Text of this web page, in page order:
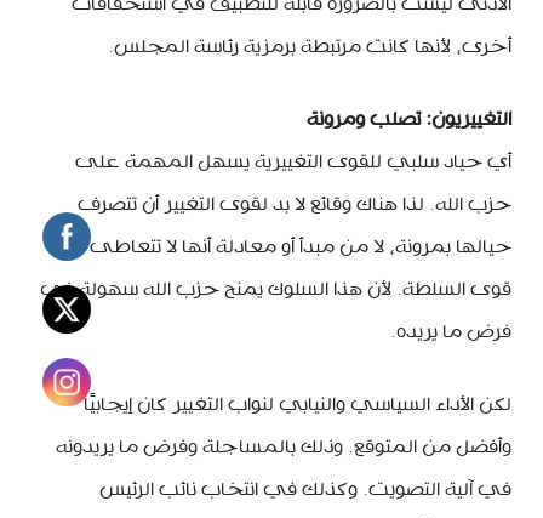
أخرى، لأنها كانت مرتبطة برمزية رئاسة المجلس.
التغييريون: تصلب ومرونة
أي حياد سلبي للقوى التغييرية يسهل المهمة على
حزب الله. لذا هناك وقائع لا بد لقوى التغيير أن تتصرف
حيالها بمرونة، لا من مبدأ أو معادلة أنها لا تتعاطى مع
قوى السلطة. لأن هذا السلوك يمنح حزب الله سهولة في
فرض ما يريده.
لكن الأداء السياسي والنيابي لنواب التغيير كان إيجابيًا
وأفضل من المتوقع. وذلك بالمساجلة وفرض ما يريدونه
في آلية التصويت. وكذلك في انتخاب نائب الرئيس